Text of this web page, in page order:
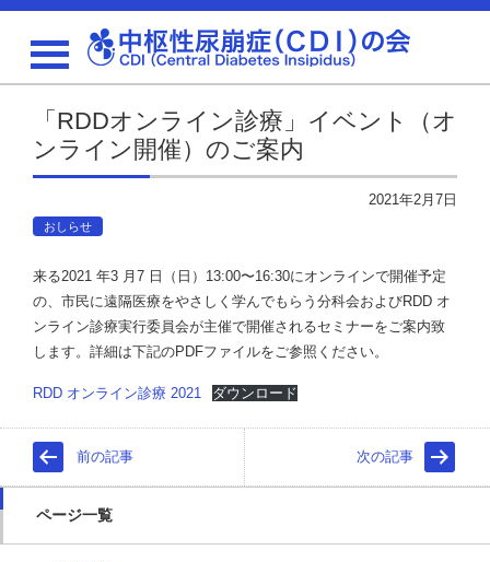
「RDDオンライン診療」イベント（オ
ンライン開催）のご案内
2021年2月7日
おしらせ
来る2021 年3 月7 日（日）13:00〜16:30にオンラインで開催予定
の、市民に遠隔医療をやさしく学んでもらう分科会およびRDD オ
ンライン診療実行委員会が主催で開催されるセミナーをご案内致
します。詳細は下記のPDFファイルをご参照ください。
RDD オンライン診療 2021 ダウンロード
前の記事 次の記事
ページ一覧